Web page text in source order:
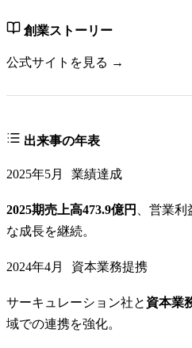
創業ストーリー
公式サイトを見る →
出来事の年表
2025年5月 業績達成
2025期売上高473.9億円
、営業
な成長を継続。
2024年4月 資本業務提携
サーキュレーション社と 資本業
域での連携を強化。